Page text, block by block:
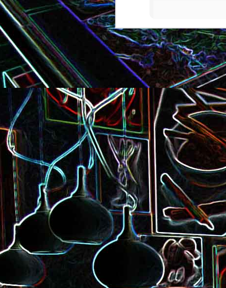
Croque-monsieur à la viande
des grisons, au Comté et aux
noix
Croque-madame aux
épinards et au gingembre
Tarte amandine
Pizza à la choucroute, aux
lardons et au cumin